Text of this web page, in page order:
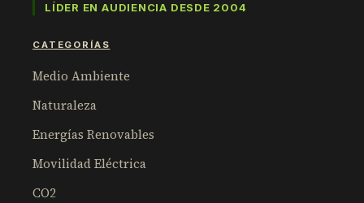
LÍDER EN AUDIENCIA DESDE 2004
CATEGORÍAS
Medio Ambiente
Naturaleza
Energías Renovables
Movilidad Eléctrica
CO2